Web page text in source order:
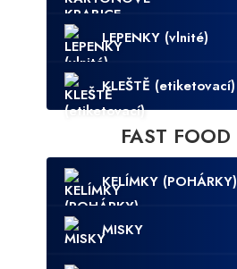
LEPENKY (vlnité)
KLEŠTĚ (etiketovací)
FAST FOOD
KELÍMKY (POHÁRKY)
MISKY